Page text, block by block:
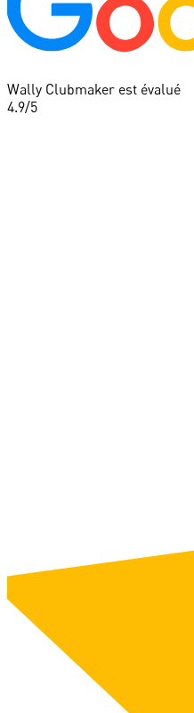
Wally Clubmaker est évalué
4.9/5